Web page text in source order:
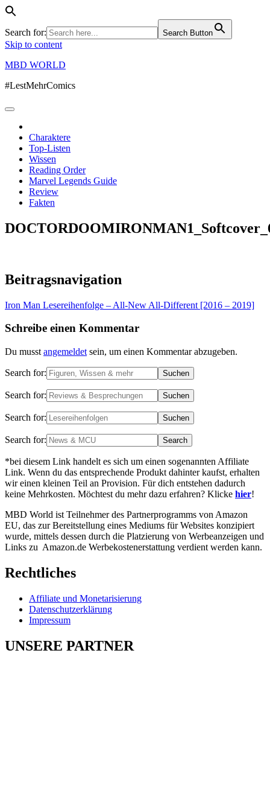
Search for: Search Button
Skip to content
MBD WORLD
#LestMehrComics
Charaktere
Top-Listen
Wissen
Reading Order
Marvel Legends Guide
Review
Fakten
Beitragsnavigation
Iron Man Lesereihenfolge – All-New All-Different [2016 – 2019]
Schreibe einen Kommentar
Du musst angemeldet sein, um einen Kommentar abzugeben.
Search for:
Search for:
Search for:
Search for:
*bei diesem Link handelt es sich um einen sogenannten Affiliate
Link. Wenn du das entsprechende Produkt dahinter kaufst, erhalten
wir einen kleinen Teil an Provision. Für dich entstehen dadurch
keine Mehrkosten. Möchtest du mehr dazu erfahren? Klicke hier!
MBD World ist Teilnehmer des Partnerprogramms von Amazon
EU, das zur Bereitstellung eines Mediums für Websites konzipiert
wurde, mittels dessen durch die Platzierung von Werbeanzeigen und
Links zu Amazon.de Werbekostenerstattung verdient werden kann.
Rechtliches
Affiliate und Monetarisierung
Datenschutzerklärung
Impressum
UNSERE PARTNER